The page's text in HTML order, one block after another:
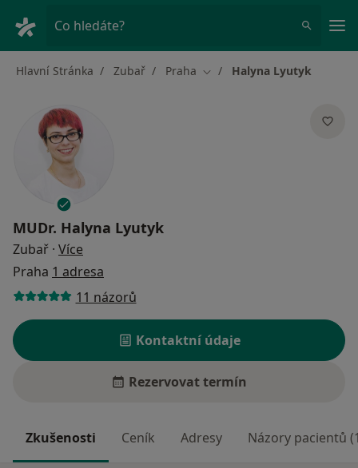
Co hledáte?
Hlavní Stránka Zubař Praha Změna města
Halyna Lyutyk
MUDr. Halyna Lyutyk
Zubař · Více
Praha 1 adresa
11 názorů
Kontaktní údaje
Rezervovat termín
Zkušenosti Ceník Adresy Názory pacientů